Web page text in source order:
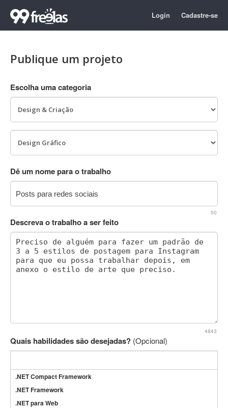
Login Cadastre-se
Publique um projeto
Escolha uma categoria
Dê um nome para o trabalho
50
Descreva o trabalho a ser feito
4843
Quais habilidades são desejadas? (Opcional)
.NET Compact Framework
.NET Framework
.NET para Web